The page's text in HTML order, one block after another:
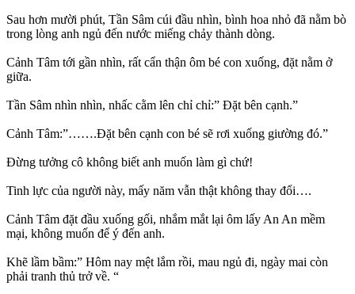
Sau hơn mười phút, Tần Sâm cúi đầu nhìn, bình hoa nhỏ đã nằm bò
trong lòng anh ngủ đến nước miếng chảy thành dòng.
Cảnh Tâm tới gần nhìn, rất cẩn thận ôm bé con xuống, đặt nằm ở
giữa.
Tần Sâm nhìn nhìn, nhấc cằm lên chỉ chỉ:” Đặt bên cạnh.”
Cảnh Tâm:”…….Đặt bên cạnh con bé sẽ rơi xuống giường đó.”
Đừng tưởng cô không biết anh muốn làm gì chứ!
Tinh lực của người này, mấy năm vẫn thật không thay đổi….
Cảnh Tâm đặt đầu xuống gối, nhắm mắt lại ôm lấy An An mềm
mại, không muốn để ý đến anh.
Khẽ lầm bầm:” Hôm nay mệt lắm rồi, mau ngủ đi, ngày mai còn
phải tranh thủ trở về. “